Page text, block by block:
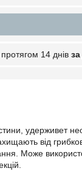
14 днів
удерживет
від
Може